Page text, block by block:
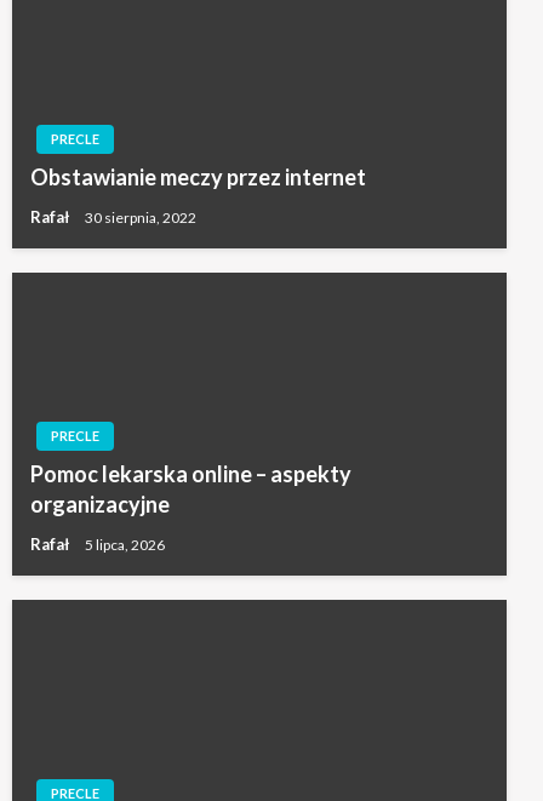
PRECLE
Obstawianie meczy przez internet
Rafał 30 sierpnia, 2022
PRECLE
Pomoc lekarska online – aspekty
organizacyjne
Rafał 5 lipca, 2026
PRECLE